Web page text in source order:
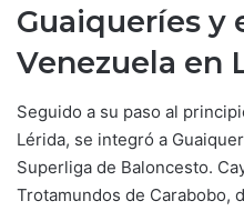
Guaiqueríes y
Venezuela en
Seguido a su paso al
Lérida, se integró a
Superliga de Baloncesto.
Trotamundos de Carabobo,